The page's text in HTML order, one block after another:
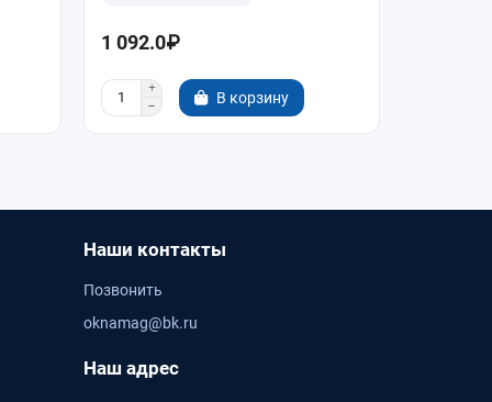
1 092.0₽
В корзину
Наши контакты
Позвонить
oknamag@bk.ru
Наш адрес